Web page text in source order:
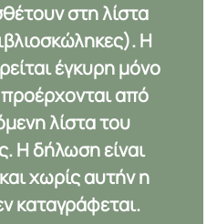
στη λίστα
. Η
έγκυρη μόνο
προέρχονται από
λίστατου
Η δήλωση είναι
χωρίς αυτήν η
καταγράφεται.